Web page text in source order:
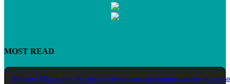
MOST READ
Михаил Мишустин призвал использовать наднациональные